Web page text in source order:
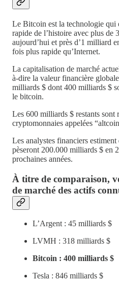
Le Bitcoin est la technologie qui
rapide de l’histoire avec plus de
aujourd’hui et près d’1 milliard
fois plus rapide qu’Internet.
La capitalisation de marché
à-dire la valeur financière
milliards $ dont 400 milliards $
le bitcoin.
Les 600 milliards $ restants sont
cryptomonnaies appelées
Les analystes financiers
pèseront 200.000 milliards $ en
prochaines années.
À titre de comparaison,
de marché des actifs
L’Argent : 45 milliards $
LVMH : 318 milliards $
Bitcoin : 400 milliards $
Tesla : 846 milliards $